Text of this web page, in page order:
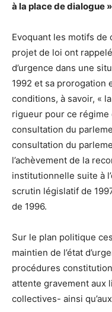
à la place de dialogue
Evoquant les motifs
projet de loi ont
d’urgence dans une
1992 et sa prorogation
conditions, à savoir, «
rigueur pour ce régime
consultation du
consultation du
l’achèvement de la
institutionnelle suite à
scrutin législatif de
de 1996.
Sur le plan politique
maintien de l’état
procédures
attente gravement
collectives- ainsi